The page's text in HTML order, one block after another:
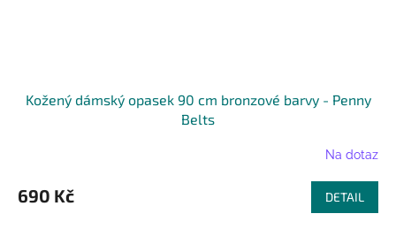
Kožený dámský opasek 90 cm bronzové barvy - Penny
Belts
Na dotaz
690 Kč DETAIL